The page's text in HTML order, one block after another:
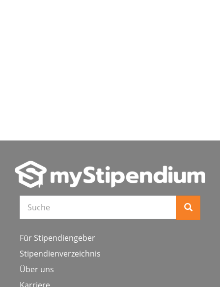
Für Stipendiengeber
Stipendienverzeichnis
Über uns